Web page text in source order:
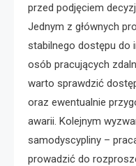
przed podjęciem
Jednym z głównych
stabilnego dostępu do
osób pracujących
warto sprawdzić
oraz ewentualnie
awarii. Kolejnym
samodyscypliny –
prowadzić do